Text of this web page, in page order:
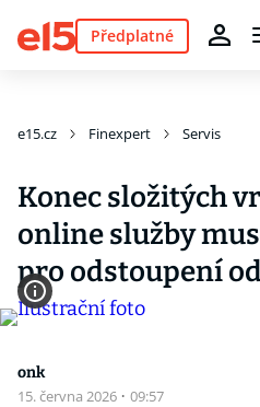
Předplatné
e15.cz Finexpert Servis
Konec složitých
online služby
pro odstoupení
onk
15. června 2026 · 09:57